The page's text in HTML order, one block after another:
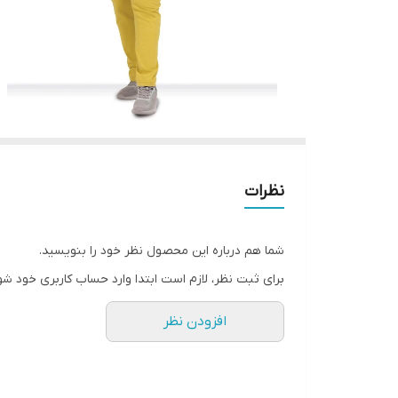
نظرات
شما هم درباره این محصول نظر خود را بنویسید.
برای ثبت نظر، لازم است ابتدا وارد حساب کاربری خود
افزودن نظر